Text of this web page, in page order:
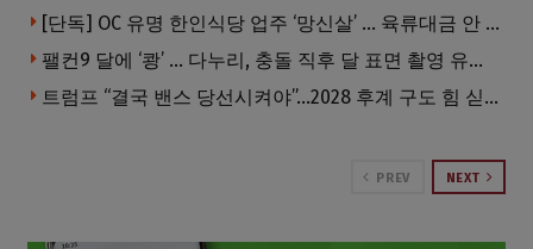
[단독] OC 유명 한인식당 업주 ‘망신살’ … 육류대금 안 갚자 식당서 공개추심
팰컨9 달에 ‘쾅’ … 다누리, 충돌 직후 달 표면 촬영 유일 탐사선
트럼프 “결국 밴스 당선시켜야”…2028 후계 구도 힘 싣나
PREV NEXT